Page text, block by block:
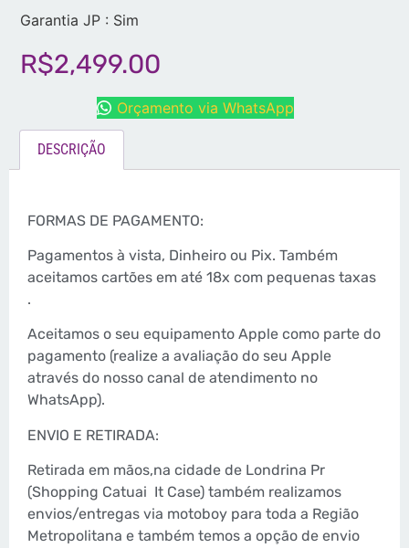
Garantia JP : Sim
R$2,499.00
Orçamento via WhatsApp
DESCRIÇÃO
FORMAS DE PAGAMENTO:
Pagamentos à vista, Dinheiro ou Pix. Também
aceitamos cartões em até 18x com pequenas taxas
.
Aceitamos o seu equipamento Apple como parte do
pagamento (realize a avaliação do seu Apple
através do nosso canal de atendimento no
WhatsApp).
ENVIO E RETIRADA:
Retirada em mãos,na cidade de Londrina Pr
(Shopping Catuai It Case) também realizamos
envios/entregas via motoboy para toda a Região
Metropolitana e também temos a opção de envio